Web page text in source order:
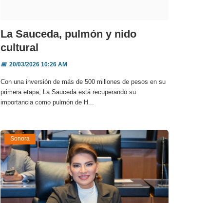
La Sauceda, pulmón y nido
cultural
📅20/03/2026 10:26 AM
Con una inversión de más de 500 millones de pesos en su
primera etapa, La Sauceda está recuperando su
importancia como pulmón de H...
Sonora